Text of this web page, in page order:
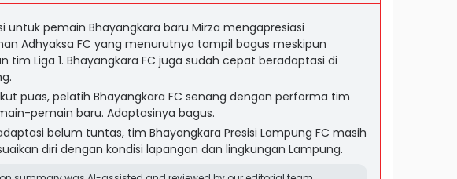
untuk pemain Bhayangkara baru Mirza mengapresiasi
Adhyaksa FC yang menurutnya tampil bagus meskipun
tim Liga 1. Bhayangkara FC juga sudah cepat beradaptasi di
puas, pelatih Bhayangkara FC senang dengan performa tim
pemain baru. Adaptasinya bagus.
belum tuntas, tim Bhayangkara Presisi Lampung FC masih
diri dengan kondisi lapangan dan lingkungan Lampung.